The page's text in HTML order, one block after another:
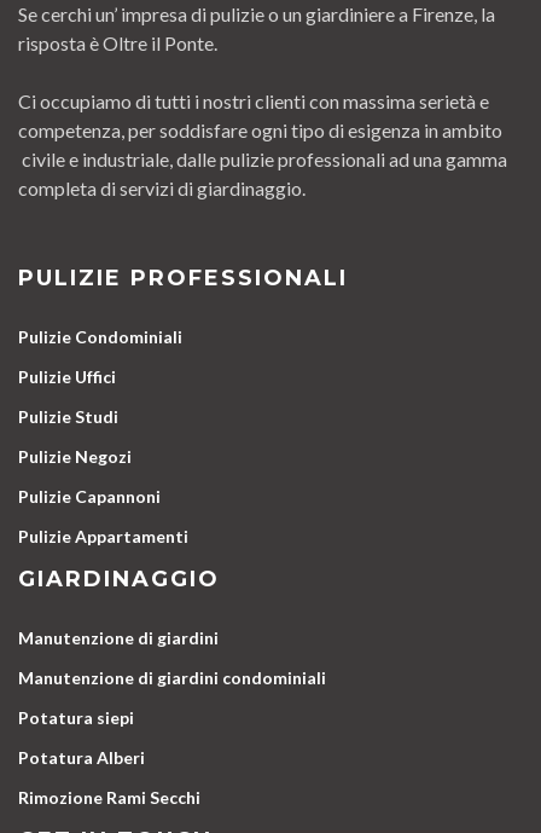
Se cerchi un’ impresa di pulizie o un giardiniere a Firenze, la
risposta è Oltre il Ponte.
Ci occupiamo di tutti i nostri clienti con massima serietà e
competenza, per soddisfare ogni tipo di esigenza in ambito
civile e industriale, dalle pulizie professionali ad una gamma
completa di servizi di giardinaggio.
PULIZIE PROFESSIONALI
Pulizie Condominiali
Pulizie Uffici
Pulizie Studi
Pulizie Negozi
Pulizie Capannoni
Pulizie Appartamenti
GIARDINAGGIO
Manutenzione di giardini
Manutenzione di giardini condominiali
Potatura siepi
Potatura Alberi
Rimozione Rami Secchi